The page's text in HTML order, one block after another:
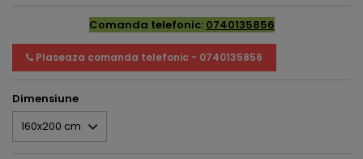
Comanda telefonic: 0740135856
Plaseaza comanda telefonic - 0740135856
Dimensiune